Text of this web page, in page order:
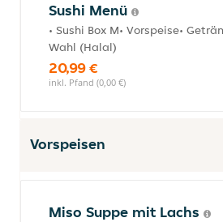
Sushi Menü
• Sushi Box M• Vorspeise•
Wahl (Halal)
20,99 €
inkl. Pfand (0,00 €)
Vorspeisen
Miso Suppe mit Lachs